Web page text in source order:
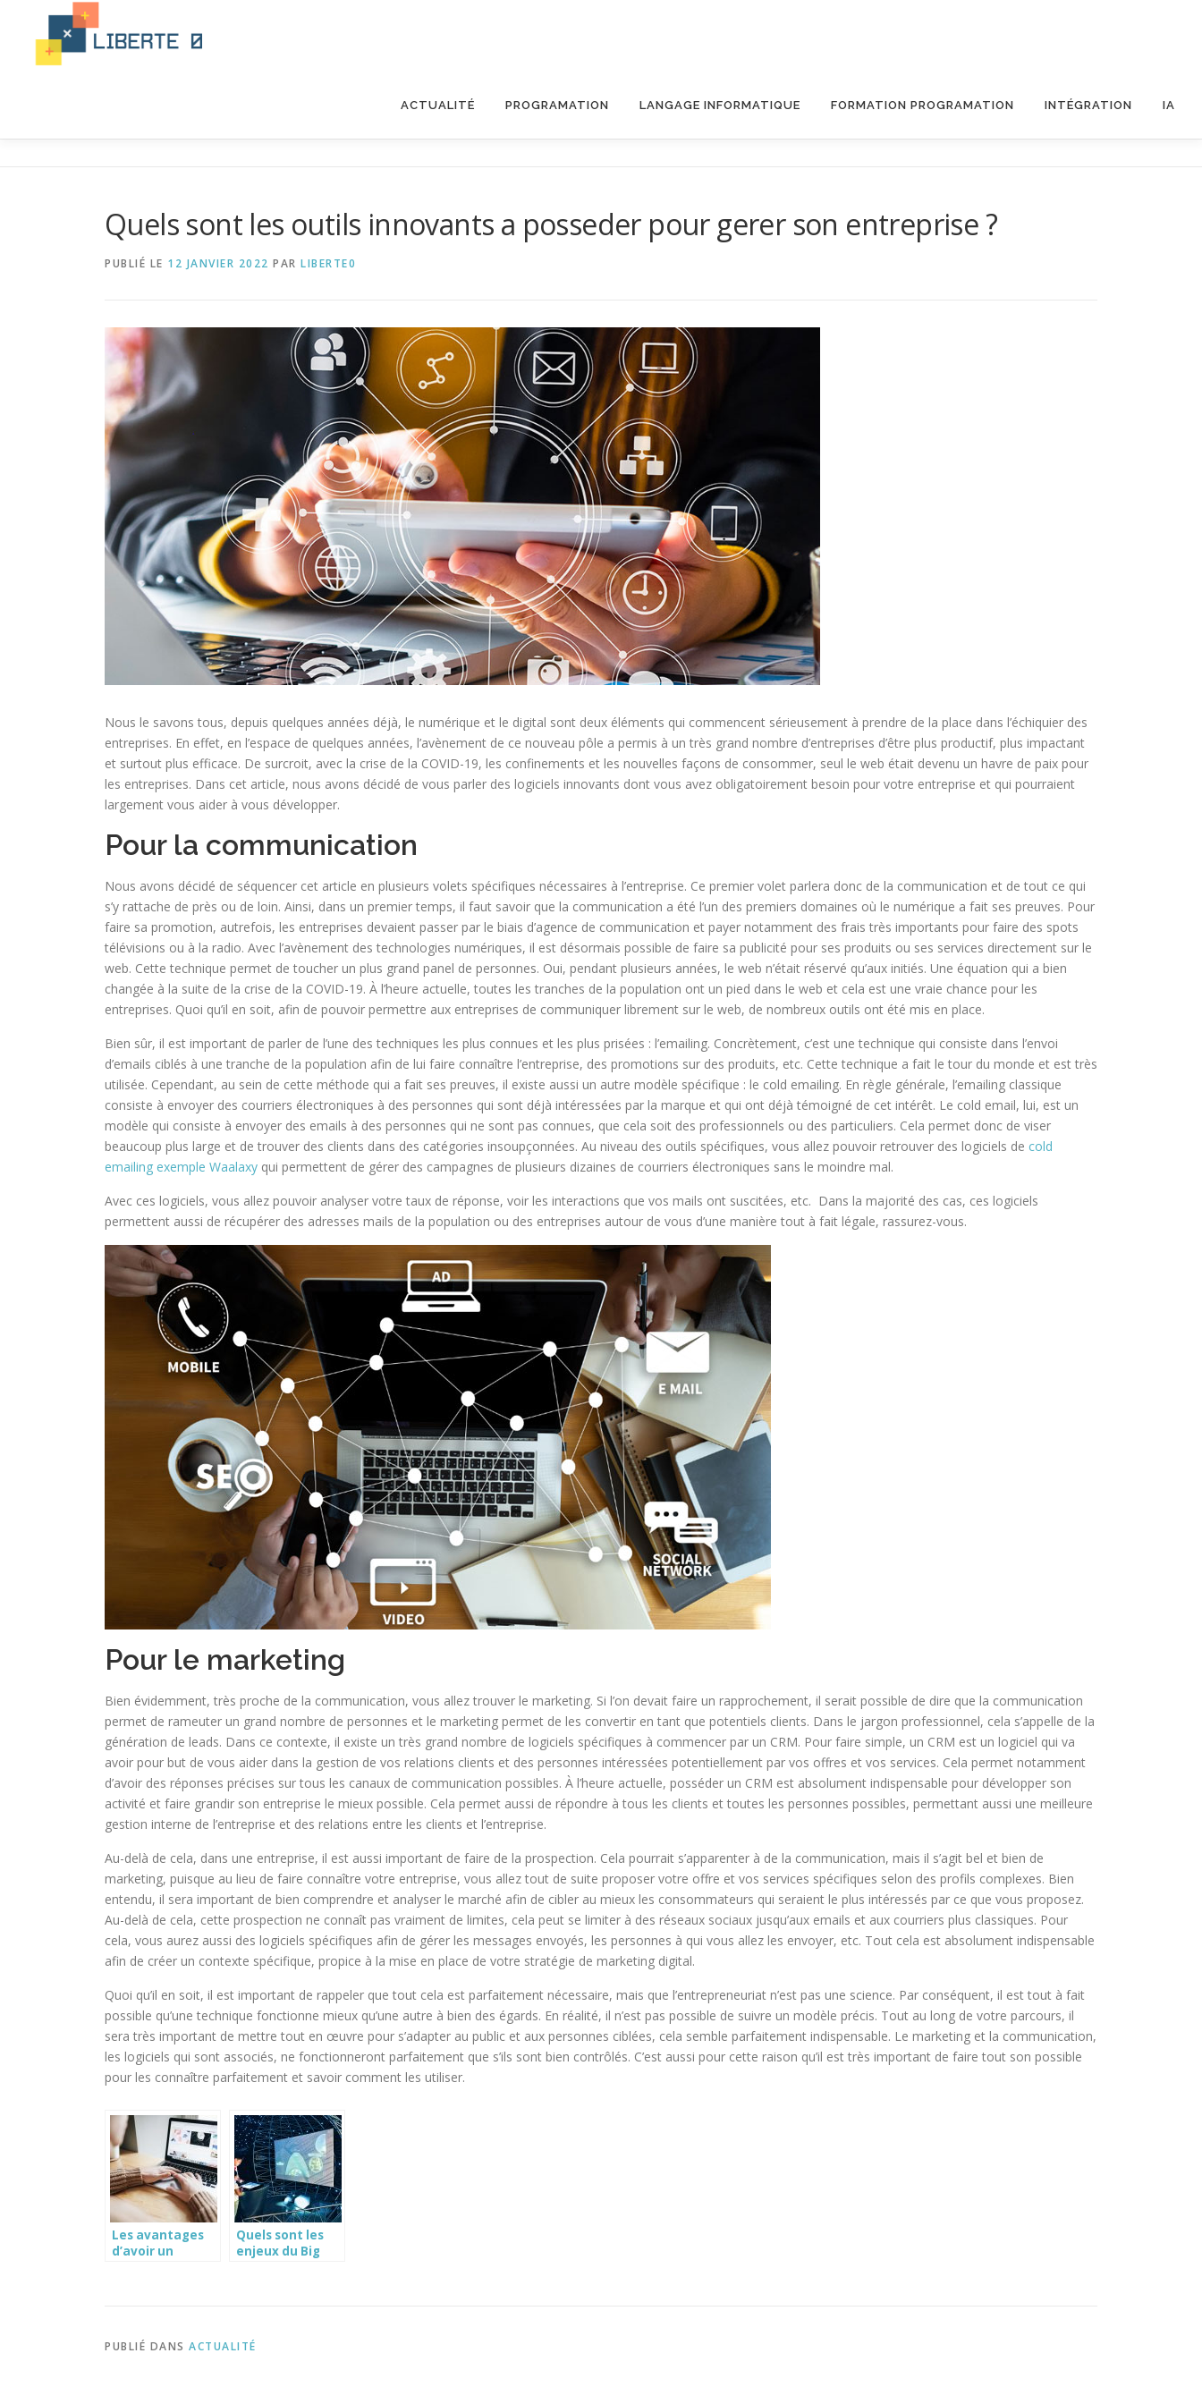
contenu
ACTUALITÉ PROGRAMATION LANGAGE INFORMATIQUE FORMATION PROGRAMATION INTÉGRATION IA
Quels sont les outils innovants a posseder pour gerer son entreprise ?
PUBLIÉ LE 12 JANVIER 2022 PAR LIBERTE0
Nous le savons tous, depuis quelques années déjà, le numérique et le digital sont deux éléments qui commencent sérieusement à prendre de la place dans l’échiquier des
entreprises. En effet, en l’espace de quelques années, l’avènement de ce nouveau pôle a permis à un très grand nombre d’entreprises d’être plus productif, plus impactant
et surtout plus efficace. De surcroit, avec la crise de la COVID-19, les confinements et les nouvelles façons de consommer, seul le web était devenu un havre de paix pour
les entreprises. Dans cet article, nous avons décidé de vous parler des logiciels innovants dont vous avez obligatoirement besoin pour votre entreprise et qui pourraient
largement vous aider à vous développer.
Pour la communication
Nous avons décidé de séquencer cet article en plusieurs volets spécifiques nécessaires à l’entreprise. Ce premier volet parlera donc de la communication et de tout ce qui
s’y rattache de près ou de loin. Ainsi, dans un premier temps, il faut savoir que la communication a été l’un des premiers domaines où le numérique a fait ses preuves. Pour
faire sa promotion, autrefois, les entreprises devaient passer par le biais d’agence de communication et payer notamment des frais très importants pour faire des spots
télévisions ou à la radio. Avec l’avènement des technologies numériques, il est désormais possible de faire sa publicité pour ses produits ou ses services directement sur le
web. Cette technique permet de toucher un plus grand panel de personnes. Oui, pendant plusieurs années, le web n’était réservé qu’aux initiés. Une équation qui a bien
changée à la suite de la crise de la COVID-19. À l’heure actuelle, toutes les tranches de la population ont un pied dans le web et cela est une vraie chance pour les
entreprises. Quoi qu’il en soit, afin de pouvoir permettre aux entreprises de communiquer librement sur le web, de nombreux outils ont été mis en place.
Bien sûr, il est important de parler de l’une des techniques les plus connues et les plus prisées : l’emailing. Concrètement, c’est une technique qui consiste dans l’envoi
d’emails ciblés à une tranche de la population afin de lui faire connaître l’entreprise, des promotions sur des produits, etc. Cette technique a fait le tour du monde et est très
utilisée. Cependant, au sein de cette méthode qui a fait ses preuves, il existe aussi un autre modèle spécifique : le cold emailing. En règle générale, l’emailing classique
consiste à envoyer des courriers électroniques à des personnes qui sont déjà intéressées par la marque et qui ont déjà témoigné de cet intérêt. Le cold email, lui, est un
modèle qui consiste à envoyer des emails à des personnes qui ne sont pas connues, que cela soit des professionnels ou des particuliers. Cela permet donc de viser
beaucoup plus large et de trouver des clients dans des catégories insoupçonnées. Au niveau des outils spécifiques, vous allez pouvoir retrouver des logiciels de cold
emailing exemple Waalaxy qui permettent de gérer des campagnes de plusieurs dizaines de courriers électroniques sans le moindre mal.
Avec ces logiciels, vous allez pouvoir analyser votre taux de réponse, voir les interactions que vos mails ont suscitées, etc. Dans la majorité des cas, ces logiciels
permettent aussi de récupérer des adresses mails de la population ou des entreprises autour de vous d’une manière tout à fait légale, rassurez-vous.
Pour le marketing
Bien évidemment, très proche de la communication, vous allez trouver le marketing. Si l’on devait faire un rapprochement, il serait possible de dire que la communication
permet de rameuter un grand nombre de personnes et le marketing permet de les convertir en tant que potentiels clients. Dans le jargon professionnel, cela s’appelle de la
génération de leads. Dans ce contexte, il existe un très grand nombre de logiciels spécifiques à commencer par un CRM. Pour faire simple, un CRM est un logiciel qui va
avoir pour but de vous aider dans la gestion de vos relations clients et des personnes intéressées potentiellement par vos offres et vos services. Cela permet notamment
d’avoir des réponses précises sur tous les canaux de communication possibles. À l’heure actuelle, posséder un CRM est absolument indispensable pour développer son
activité et faire grandir son entreprise le mieux possible. Cela permet aussi de répondre à tous les clients et toutes les personnes possibles, permettant aussi une meilleure
gestion interne de l’entreprise et des relations entre les clients et l’entreprise.
Au-delà de cela, dans une entreprise, il est aussi important de faire de la prospection. Cela pourrait s’apparenter à de la communication, mais il s’agit bel et bien de
marketing, puisque au lieu de faire connaître votre entreprise, vous allez tout de suite proposer votre offre et vos services spécifiques selon des profils complexes. Bien
entendu, il sera important de bien comprendre et analyser le marché afin de cibler au mieux les consommateurs qui seraient le plus intéressés par ce que vous proposez.
Au-delà de cela, cette prospection ne connaît pas vraiment de limites, cela peut se limiter à des réseaux sociaux jusqu’aux emails et aux courriers plus classiques. Pour
cela, vous aurez aussi des logiciels spécifiques afin de gérer les messages envoyés, les personnes à qui vous allez les envoyer, etc. Tout cela est absolument indispensable
afin de créer un contexte spécifique, propice à la mise en place de votre stratégie de marketing digital.
Quoi qu’il en soit, il est important de rappeler que tout cela est parfaitement nécessaire, mais que l’entrepreneuriat n’est pas une science. Par conséquent, il est tout à fait
possible qu’une technique fonctionne mieux qu’une autre à bien des égards. En réalité, il n’est pas possible de suivre un modèle précis. Tout au long de votre parcours, il
sera très important de mettre tout en œuvre pour s’adapter au public et aux personnes ciblées, cela semble parfaitement indispensable. Le marketing et la communication,
les logiciels qui sont associés, ne fonctionneront parfaitement que s’ils sont bien contrôlés. C’est aussi pour cette raison qu’il est très important de faire tout son possible
pour les connaître parfaitement et savoir comment les utiliser.
Les avantages
d’avoir un
Quels sont les
enjeux du Big
PUBLIÉ DANS ACTUALITÉ